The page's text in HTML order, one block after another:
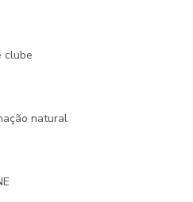
clube
natural